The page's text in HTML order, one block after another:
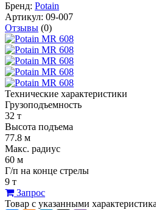
Бренд: Potain
Артикул: 09-007
Отзывы (0)
Технические характеристики
Грузоподъемность
32 т
Высота подъема
77.8 м
Макс. радиус
60 м
Г/п на конце стрелы
9 т
Запрос
Товар с указанными